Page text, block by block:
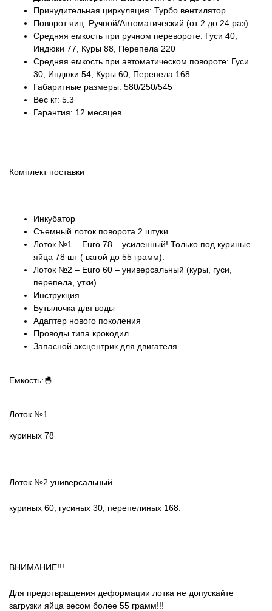
Принудительная циркуляция: Турбо вентилятор
Поворот яиц: Ручной/Автоматический (от 2 до 24 раз)
Средняя емкость при ручном перевороте: Гуси 40,
Индюки 77, Куры 88, Перепела 220
Средняя емкость при автоматическом повороте: Гуси
30, Индюки 54, Куры 60, Перепела 168
Габаритные размеры: 580/250/545
Вес кг: 5.3
Гарантия: 12 месяцев
Комплект поставки
Инкубатор
Съемный лоток поворота 2 штуки
Лоток №1 – Euro 78 – усиленный! Только под куриные
яйца 78 шт ( вагой до 55 грамм).
Лоток №2 – Euro 60 – универсальный (куры, гуси,
перепела, утки).
Инструкция
Бутылочка для воды
Адаптер нового поколения
Проводы типа крокодил
Запасной эксцентрик для двигателя
Емкость:🐣
Лоток №1
куриных 78
Лоток №2 универсальный
куриных 60, гусиных 30, перепелиных 168.
ВНИМАНИЕ!!!
Для предотвращения деформации лотка не допускайте
загрузки яйца весом более 55 грамм!!!